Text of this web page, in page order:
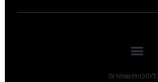
שומורות